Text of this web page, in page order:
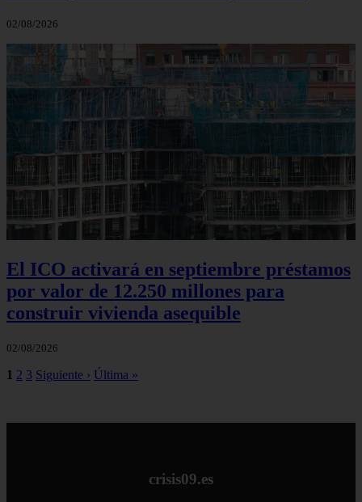
02/08/2026
El ICO activará en septiembre préstamos
por valor de 12.250 millones para
construir vivienda asequible
02/08/2026
1 2 3 Siguiente › Última »
crisis09.es